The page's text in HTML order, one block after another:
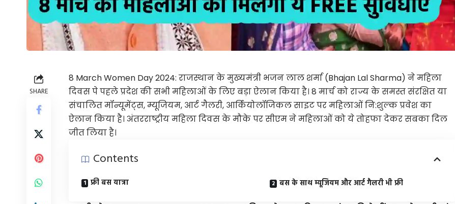
SHARE
8 March Women Day 2024: राजस्थान के मुख्यमंत्री भजन लाल शर्मा (Bhajan Lal Sharma) ने महिला
दिवस पे पहले प्रदेश की सभी महिलाओं के लिए बड़ा ऐलान किया है। 8 मार्च को राज्य के समस्त संरक्षित या
संचालित मॉन्यूमेंट्स, म्यूजियम, आर्ट गैलरी, आर्कियोलॉजिकल साइट पर महिलाओं नि:शुल्क प्रवेश का
ऐलान किया है। अंतरराष्ट्रीय महिला दिवस के मौके पर सीएम ने महिलाओं को ये तोहफा देकर सबका दिल
जीत लिया है।
Contents
फ्री बस यात्रा बस के साथ म्यूजियम और आर्ट गैलरी भी फ्री